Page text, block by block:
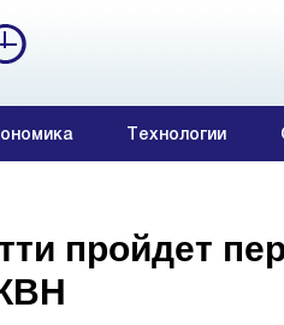
Технологии
пройдет